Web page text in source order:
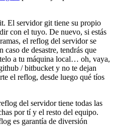
El servidor git tiene su propio
con el tuyo. De nuevo, si estás
el reflog del servidor se
de desastre, tendrás que
a tu máquina local… oh, vaya,
/ bitbucket y no te dejan
el reflog, desde luego qué tíos
del servidor tiene todas las
por tí y el resto del equipo.
es garantía de diversión